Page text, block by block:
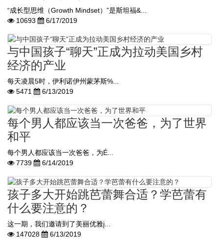
“成长型思维（Growth Mindset）”是斯坦福&...
10693
6/17/2019
与中国孩子“聊天”正成为拉动美国乡村
经济的产业
每天凌晨5时，伊利诺伊州蒙茅斯%...
5471
6/13/2019
每个男人都应该当一次爸爸，为了世界
和平
每个男人都应该当一次爸爸，为É...
7739
6/14/2019
孩子多大开始跳芭蕾舞合适？学芭蕾有
什么要注意的？
这一期，我们邀请到了美丽优雅į...
147028
6/13/2019